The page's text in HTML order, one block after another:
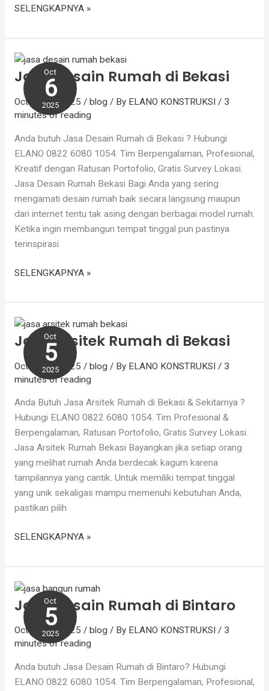
SELENGKAPNYA »
Oct
6
2025
Jasa Desain Rumah di Bekasi
October 6, 2025 / blog / By ELANO KONSTRUKSI / 3
minutes of reading
Anda butuh Jasa Desain Rumah di Bekasi ? Hubungi
ELANO 0822 6080 1054. Tim Berpengalaman, Profesional,
Kreatif dengan Ratusan Portofolio, Gratis Survey Lokasi.
Jasa Desain Rumah Bekasi Bagi Anda yang sering
mengamati desain rumah baik secara langsung maupun
dari internet tentu tak asing dengan berbagai model rumah.
Ketika ingin membangun tempat tinggal pun pastinya
terinspirasi
Desain
Rumah
Bekasi
SELENGKAPNYA »
Oct
5
2025
Jasa Arsitek Rumah di Bekasi
October 5, 2025 / blog / By ELANO KONSTRUKSI / 3
minutes of reading
Anda Butuh Jasa Arsitek Rumah di Bekasi & Sekitarnya ?
Hubungi ELANO 0822 6080 1054. Tim Profesional &
Berpengalaman, Ratusan Portofolio, Gratis Survey Lokasi.
Jasa Arsitek Rumah Bekasi Bayangkan jika setiap orang
yang melihat rumah Anda berdecak kagum karena
tampilannya yang cantik. Untuk memiliki tempat tinggal
yang unik sekaligas mampu memenuhi kebutuhan Anda,
pastikan pilih
Arsitek
Rumah
Bekasi
SELENGKAPNYA »
Oct
5
2025
Jasa Desain Rumah di Bintaro
October 5, 2025 / blog / By ELANO KONSTRUKSI / 3
minutes of reading
Anda butuh Jasa Desain Rumah di Bintaro? Hubungi
ELANO 0822 6080 1054. Tim Berpengalaman, Profesional,
Desain
Rumah
Bintaro